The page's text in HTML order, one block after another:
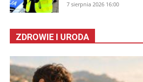
7 sierpnia 2026 16:00
ZDROWIE I URODA